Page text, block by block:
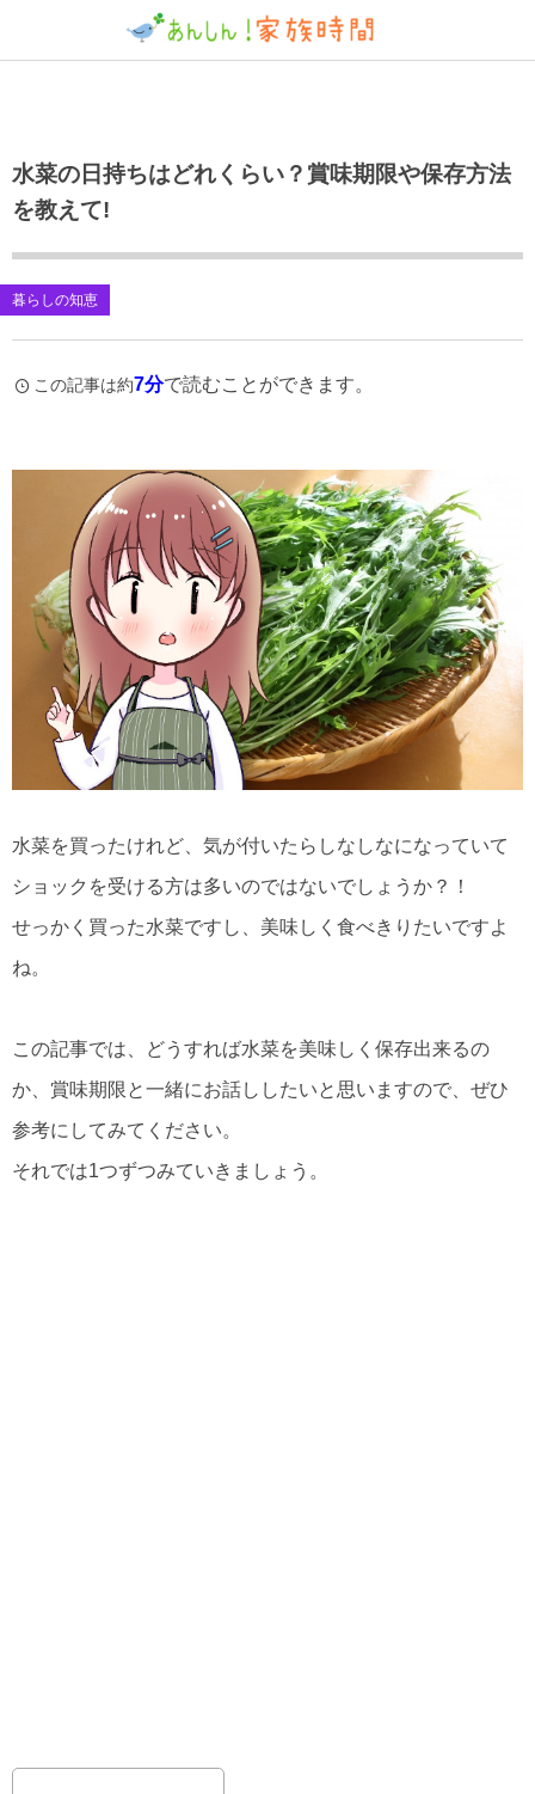
水菜の日持ちはどれくらい？賞味期限や保存方法
を教えて!
暮らしの知恵
この記事は約7分で読むことができます。
水菜を買ったけれど、気が付いたらしなしなになっていて
ショックを受ける方は多いのではないでしょうか？！
せっかく買った水菜ですし、美味しく食べきりたいですよ
ね。
この記事では、どうすれば水菜を美味しく保存出来るの
か、賞味期限と一緒にお話ししたいと思いますので、ぜひ
参考にしてみてください。
それでは1つずつみていきましょう。